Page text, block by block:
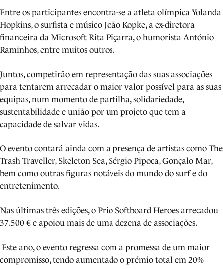
Entre os participantes encontra-se a atleta olímpica Yolanda
Hopkins, o surfista e músico João Kopke, a ex-diretora
financeira da Microsoft Rita Piçarra, o humorista António
Raminhos, entre muitos outros.
Juntos, competirão em representação das suas associações
para tentarem arrecadar o maior valor possível para as suas
equipas, num momento de partilha, solidariedade,
sustentabilidade e união por um projeto que tem a
capacidade de salvar vidas.
O evento contará ainda com a presença de artistas como The
Trash Traveller, Skeleton Sea, Sérgio Pipoca, Gonçalo Mar,
bem como outras figuras notáveis do mundo do surf e do
entretenimento.
Nas últimas três edições, o Prio Softboard Heroes arrecadou
37.500 € e apoiou mais de uma dezena de associações.
Este ano, o evento regressa com a promessa de um maior
compromisso, tendo aumentado o prémio total em 20%